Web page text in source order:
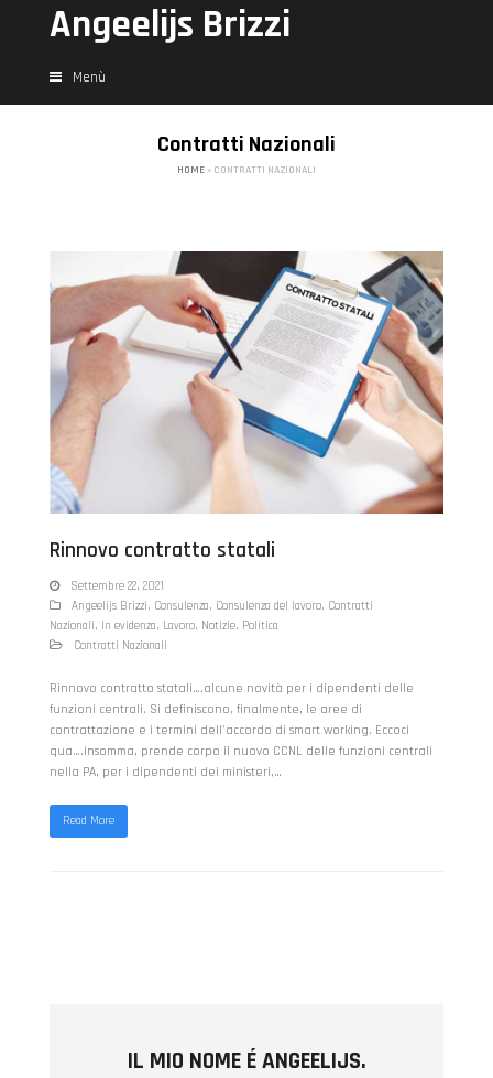
Angeelijs Brizzi
Menù
Contratti Nazionali
HOME» CONTRATTI NAZIONALI
Rinnovo contratto statali
Settembre 22, 2021
Angeelijs Brizzi, Consulenza, Consulenza del lavoro, Contratti
Nazionali, In evidenza, Lavoro, Notizie, Politica
Contratti Nazionali
Rinnovo contratto statali….alcune novità per i dipendenti delle
funzioni centrali. Si definiscono, finalmente, le aree di
contrattazione e i termini dell'accordo di smart working. Eccoci
qua….insomma, prende corpo il nuovo CCNL delle funzioni centrali
nella PA, per i dipendenti dei ministeri,…
Read More
IL MIO NOME É ANGEELIJS.